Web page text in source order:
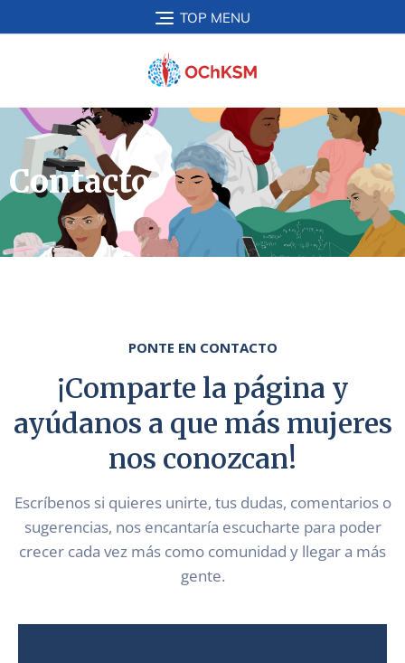
TOP MENU
Contacto
PONTE EN CONTACTO
¡Comparte la página y
ayúdanos a que más mujeres
nos conozcan!
Escríbenos si quieres unirte, tus dudas, comentarios o
sugerencias, nos encantaría escucharte para poder
crecer cada vez más como comunidad y llegar a más
gente.